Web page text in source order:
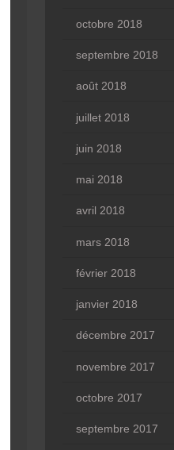
octobre 2018
septembre 2018
août 2018
juillet 2018
juin 2018
mai 2018
avril 2018
mars 2018
février 2018
janvier 2018
décembre 2017
novembre 2017
octobre 2017
septembre 2017